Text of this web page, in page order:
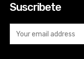
Suscribete